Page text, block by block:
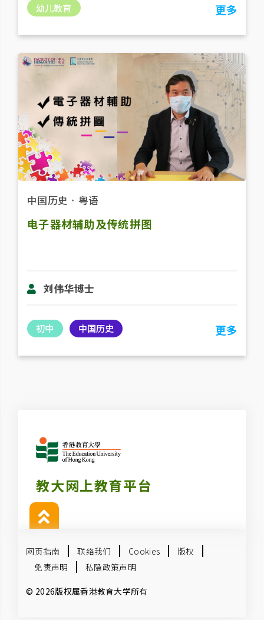
幼儿教育 更多
中国历史 ． 粤语
电子器材辅助及传统拼图
刘伟华博士
初中 中国历史 更多
教大网上教育平台
网页指南 联络我们 Cookies
版权
免责声明
私隐政策声明
© 2026版权属香港教育大学所有